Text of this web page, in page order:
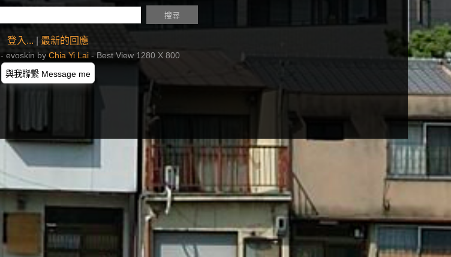
登入... 最新的回應
- evoskin by Chia Yi Lai - Best View 1280 X 800
與我聯繫 Message me